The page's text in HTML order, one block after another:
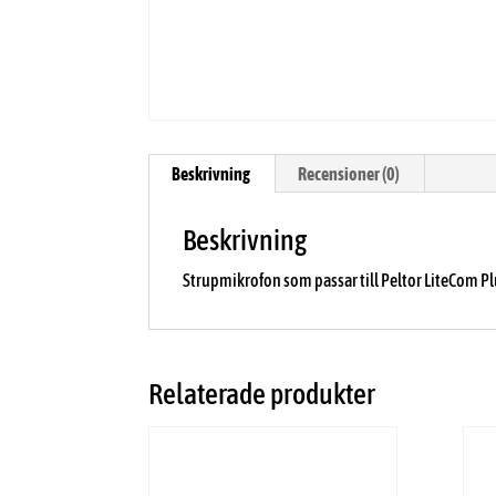
Beskrivning Recensioner (0)
Beskrivning
Strupmikrofon som passar till Peltor LiteCom
Relaterade produkter